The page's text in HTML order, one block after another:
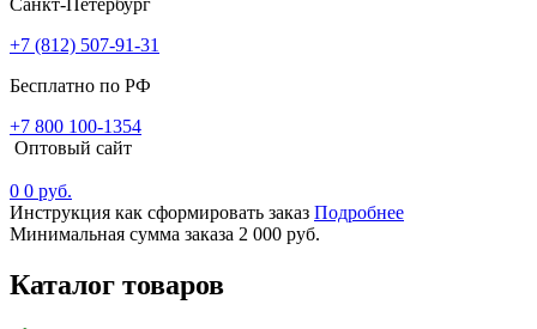
Санкт-Петербург
+7 (812) 507-91-31
Бесплатно по РФ
+7 800 100-1354
Оптовый сайт
0 0 руб.
Инструкция как сформировать заказ Подробнее
Минимальная сумма заказа 2 000 руб.
Каталог товаров